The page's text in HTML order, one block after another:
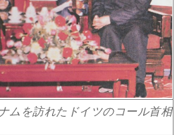
ムを訪れたドイツのコール首相